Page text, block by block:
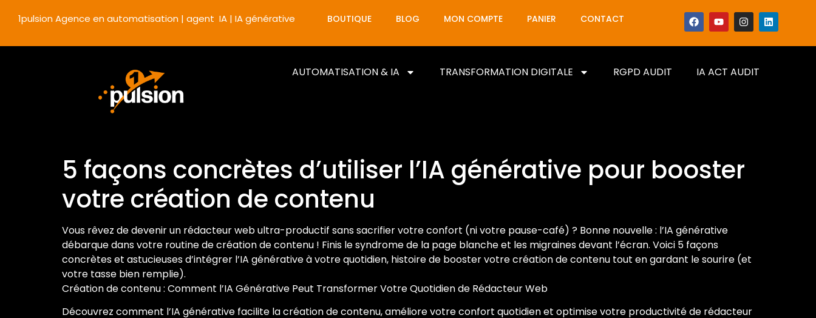
1pulsion Agence en automatisation | agent IA | IA générative BOUTIQUE BLOG MON COMPTE PANIER CONTACT
AUTOMATISATION & IA TRANSFORMATION DIGITALE RGPD AUDIT IA ACT AUDIT
5 façons concrètes d’utiliser l’IA générative pour booster
votre création de contenu
Vous rêvez de devenir un rédacteur web ultra-productif sans sacrifier votre confort (ni votre pause-café) ? Bonne nouvelle : l’IA générative
débarque dans votre routine de création de contenu ! Finis le syndrome de la page blanche et les migraines devant l’écran. Voici 5 façons
concrètes et astucieuses d’intégrer l’IA générative à votre quotidien, histoire de booster votre création de contenu tout en gardant le sourire (et
votre tasse bien remplie).
Création de contenu : Comment l’IA Générative Peut Transformer Votre Quotidien de Rédacteur Web
Découvrez comment l’IA générative facilite la création de contenu, améliore votre confort quotidien et optimise votre productivité de rédacteur